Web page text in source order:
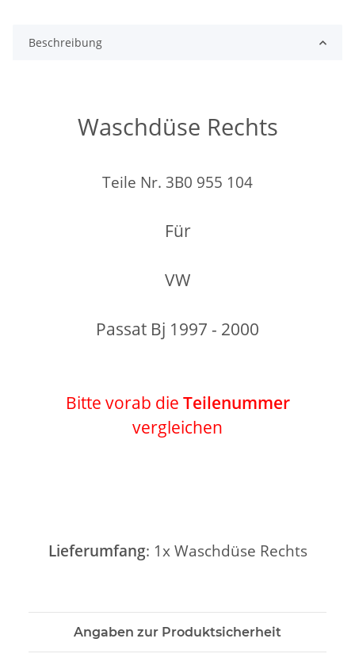
Beschreibung
Waschdüse Rechts
Teile Nr. 3B0 955 104
Für
VW
Passat Bj 1997 - 2000
Bitte vorab die Teilenummer
vergleichen
Lieferumfang: 1x Waschdüse Rechts
Angaben zur Produktsicherheit